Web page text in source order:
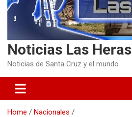
Noticias Las Heras
Noticias de Santa Cruz y el mundo
Home
Nacionales